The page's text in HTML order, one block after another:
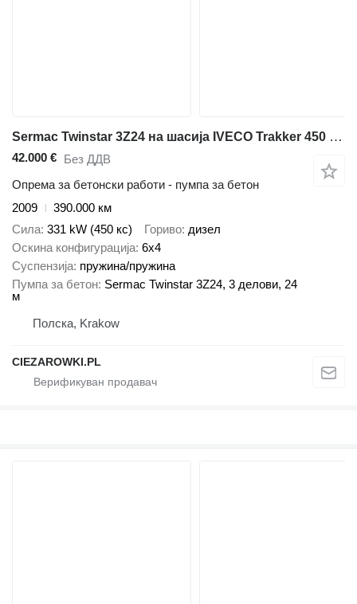
Sermac Twinstar 3Z24 на шасија IVECO Trakker 450 6x4 / Sermac Twinstar 3Z24 concrete mixer pump / Rem
42.000 € Без ДДВ
Опрема за бетонски работи - пумпа за бетон
2009
390.000 км
Сила 331 kW (450 кс) Гориво дизел
Оскина конфигурација 6x4
Суспензија пружина/пружина
Пумпа за бетон Sermac Twinstar 3Z24, 3 делови, 24
м
Полска, Krakow
CIEZAROWKI.PL